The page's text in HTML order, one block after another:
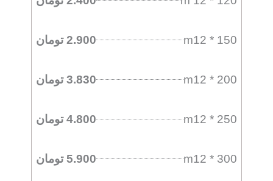
m12 * 150 2.900 تومان
m12 * 200 3.830 تومان
m12 * 250 4.800 تومان
m12 * 300 5.900 تومان